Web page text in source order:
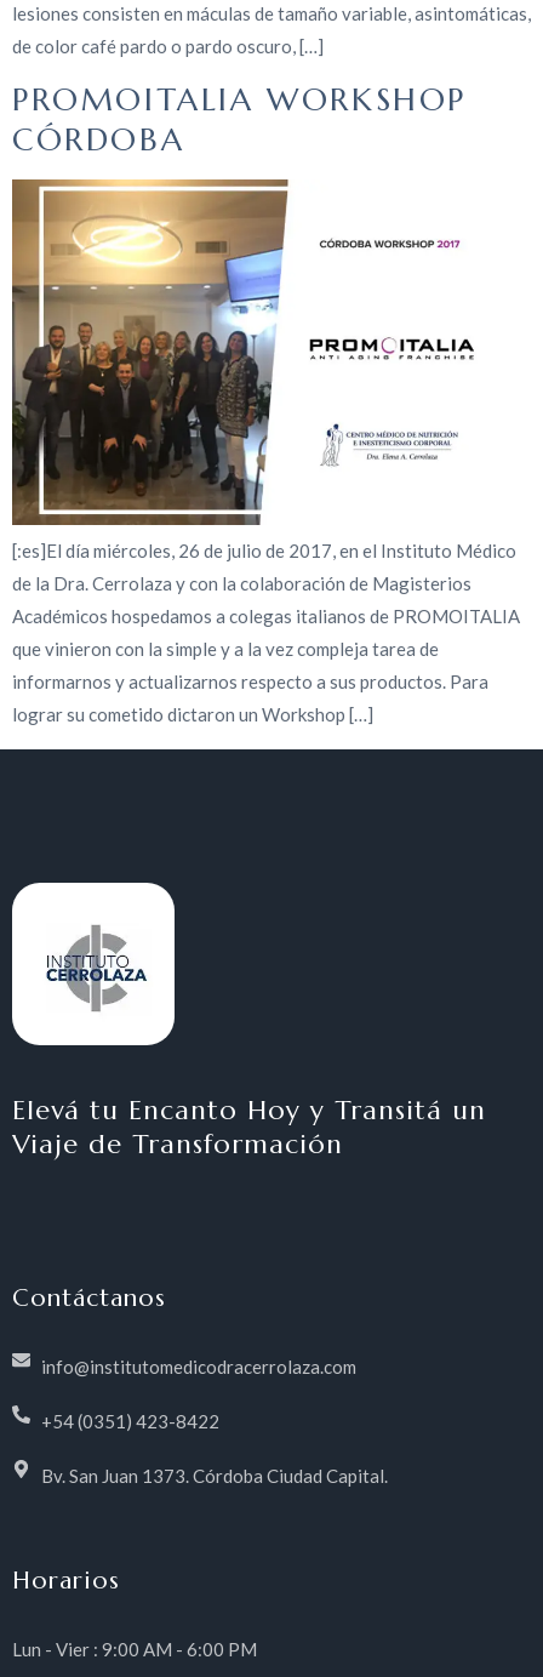
lesiones consisten en máculas de tamaño variable, asintomáticas,
de color café pardo o pardo oscuro, […]
PROMOITALIA WORKSHOP
CÓRDOBA
[:es]El día miércoles, 26 de julio de 2017, en el Instituto Médico
de la Dra. Cerrolaza y con la colaboración de Magisterios
Académicos hospedamos a colegas italianos de PROMOITALIA
que vinieron con la simple y a la vez compleja tarea de
informarnos y actualizarnos respecto a sus productos. Para
lograr su cometido dictaron un Workshop […]
Elevá tu Encanto Hoy y Transitá un
Viaje de Transformación
Contáctanos
info@institutomedicodracerrolaza.com
+54 (0351) 423-8422
Bv. San Juan 1373. Córdoba Ciudad Capital.
Horarios
Lun - Vier : 9:00 AM - 6:00 PM